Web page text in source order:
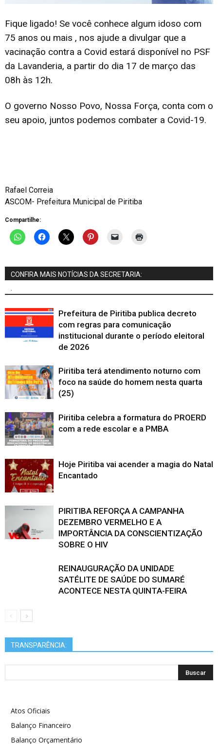
Fique ligado! Se você conhece algum idoso com
75 anos ou mais , nos ajude a divulgar que a
vacinação contra a Covid estará disponível no PSF
da Lavanderia, a partir do dia 17 de março das
08h às 12h.
O governo Nosso Povo, Nossa Força, conta com o
seu apoio, juntos podemos combater a Covid-19.
Rafael Correia
ASCOM- Prefeitura Municipal de Piritiba
Compartilhe:
CONFIRA MAIS NOTÍCIAS DA SECRETARIA:
Prefeitura de Piritiba publica decreto
com regras para comunicação
institucional durante o período eleitoral
de 2026
Piritiba terá atendimento noturno com
foco na saúde do homem nesta quarta
(25)
Piritiba celebra a formatura do PROERD
com a rede escolar e a PMBA
Hoje Piritiba vai acender a magia do Natal
Encantado
PIRITIBA REFORÇA A CAMPANHA
DEZEMBRO VERMELHO E A
IMPORTÂNCIA DA CONSCIENTIZAÇÃO
SOBRE O HIV
REINAUGURAÇÃO DA UNIDADE
SATÉLITE DE SAÚDE DO SUMARÉ
ACONTECE NESTA QUINTA-FEIRA
TRANSPARÊNCIA:
Atos Oficiais
Balanço Financeiro
Balanço Orçamentário